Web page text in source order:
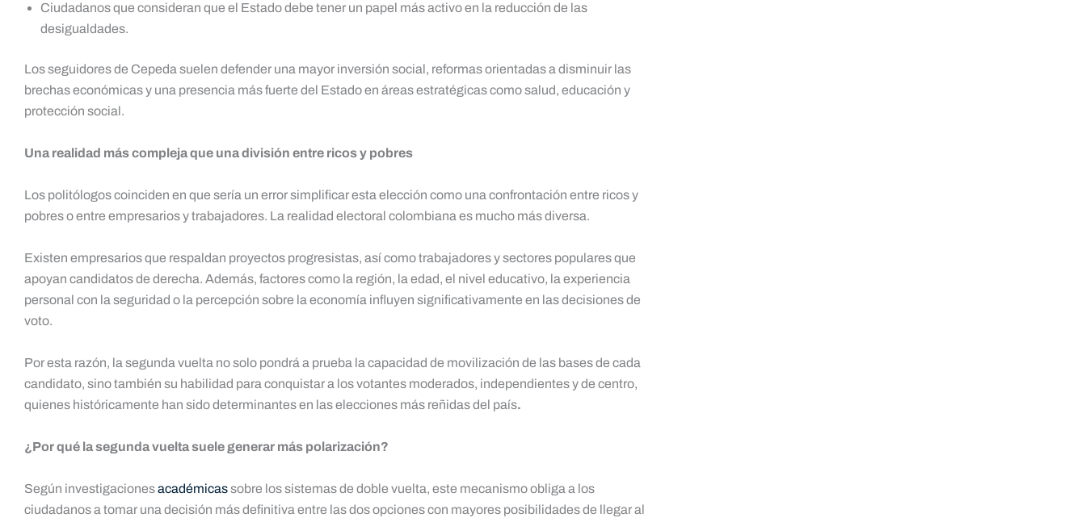
Ciudadanos que consideran que el Estado debe tener un papel más activo en la reducción de las
desigualdades.
Los seguidores de Cepeda suelen defender una mayor inversión social, reformas orientadas a disminuir las
brechas económicas y una presencia más fuerte del Estado en áreas estratégicas como salud, educación y
protección social.
Una realidad más compleja que una división entre ricos y pobres
Los politólogos coinciden en que sería un error simplificar esta elección como una confrontación entre ricos y
pobres o entre empresarios y trabajadores. La realidad electoral colombiana es mucho más diversa.
Existen empresarios que respaldan proyectos progresistas, así como trabajadores y sectores populares que
apoyan candidatos de derecha. Además, factores como la región, la edad, el nivel educativo, la experiencia
personal con la seguridad o la percepción sobre la economía influyen significativamente en las decisiones de
voto.
Por esta razón, la segunda vuelta no solo pondrá a prueba la capacidad de movilización de las bases de cada
candidato, sino también su habilidad para conquistar a los votantes moderados, independientes y de centro,
quienes históricamente han sido determinantes en las elecciones más reñidas del país.
¿Por qué la segunda vuelta suele generar más polarización?
Según investigacionesacadémicassobre los sistemas de doble vuelta, este mecanismo obliga a los
ciudadanos a tomar una decisión más definitiva entre las dos opciones con mayores posibilidades de llegar al